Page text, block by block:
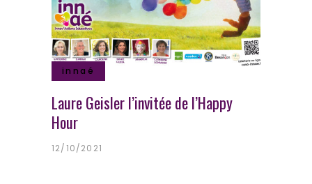
innaé
Laure Geisler l’invitée de l’Happy
Hour
12/10/2021